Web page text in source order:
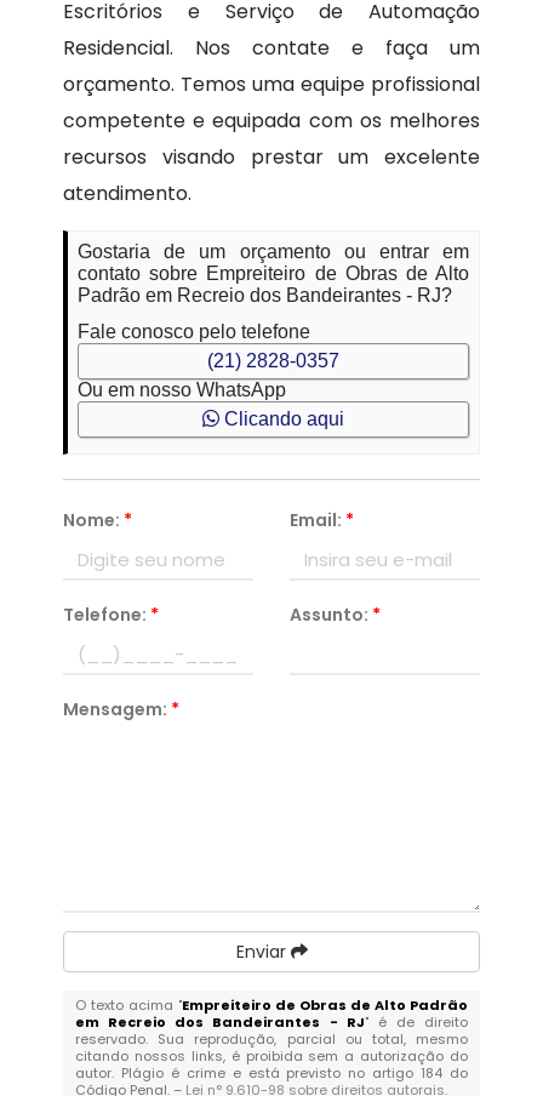
Escritórios e Serviço de Automação
Residencial. Nos contate e faça um
orçamento. Temos uma equipe profissional
competente e equipada com os melhores
recursos visando prestar um excelente
atendimento.
Gostaria de um orçamento ou entrar em
contato sobre Empreiteiro de Obras de Alto
Padrão em Recreio dos Bandeirantes - RJ?
Fale conosco pelo telefone
(21) 2828-0357
Ou em nosso WhatsApp
Clicando aqui
Nome: * Email: *
Telefone: * Assunto: *
Mensagem: *
Enviar
O texto acima "Empreiteiro de Obras de Alto Padrão
em Recreio dos Bandeirantes - RJ" é de direito
reservado. Sua reprodução, parcial ou total, mesmo
citando nossos links, é proibida sem a autorização do
autor. Plágio é crime e está previsto no artigo 184 do
Código Penal. – Lei n° 9.610-98 sobre direitos autorais.